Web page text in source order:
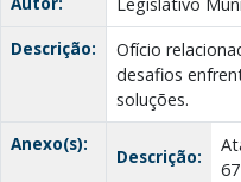
Descrição:
Ofício
desafios
soluções.
Anexo(s):
Descrição: